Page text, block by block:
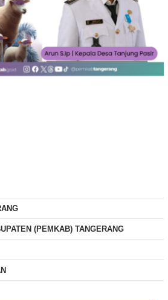
(PEMKAB) TANGERANG